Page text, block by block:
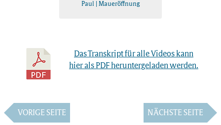
Paul | Maueröffnung
Das Transkript für alle Videos kann
hier als PDF heruntergeladen werden.
VORIGE SEITE NÄCHSTE SEITE